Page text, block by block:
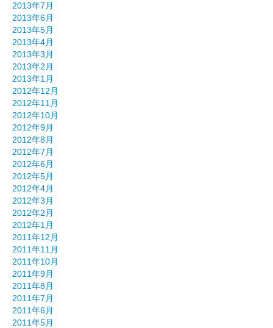
2013年7月
2013年6月
2013年5月
2013年4月
2013年3月
2013年2月
2013年1月
2012年12月
2012年11月
2012年10月
2012年9月
2012年8月
2012年7月
2012年6月
2012年5月
2012年4月
2012年3月
2012年2月
2012年1月
2011年12月
2011年11月
2011年10月
2011年9月
2011年8月
2011年7月
2011年6月
2011年5月